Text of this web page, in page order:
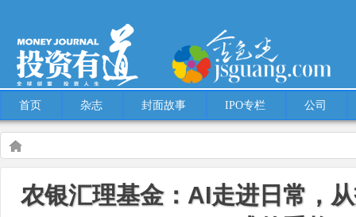
首页 杂志 封面故事 IPO专栏 公司
Warning: Use of undefined constant multiple - assumed 'multiple' (this will throw
content/themes/Hcms/single.phpon line
农银汇理基金：AI走进日常，